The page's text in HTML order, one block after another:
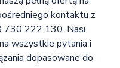
kontaktu z
730 222 130. Nasi
wszystkie pytania i
dopasowane do